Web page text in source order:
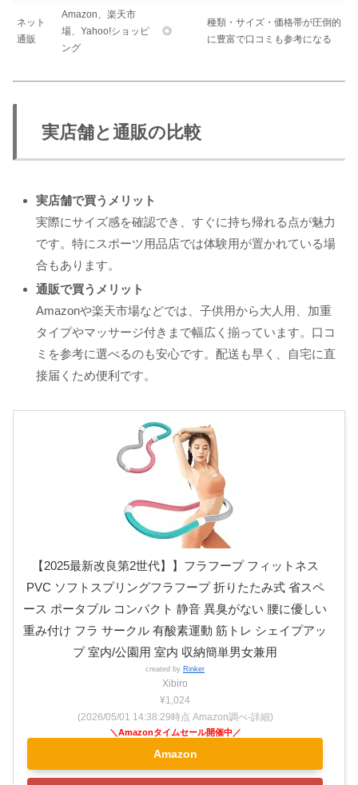
ネット
通販
Amazon、楽天市
場、Yahoo!ショッピ
ング
◎
種類・サイズ・価格帯が圧倒的
に豊富で口コミも参考になる
実店舗と通販の比較
実店舗で買うメリット
実際にサイズ感を確認でき、すぐに持ち帰れる点が魅力
です。特にスポーツ用品店では体験用が置かれている場
合もあります。
通販で買うメリット
Amazonや楽天市場などでは、子供用から大人用、加重
タイプやマッサージ付きまで幅広く揃っています。口コ
ミを参考に選べるのも安心です。配送も早く、自宅に直
接届くため便利です。
【2025最新改良第2世代】】フラフープ フィットネス
PVC ソフトスプリングフラフープ 折りたたみ式 省スペ
ース ポータブル コンパクト 静音 異臭がない 腰に優しい
重み付け フラ サークル 有酸素運動 筋トレ シェイプアッ
プ 室内/公園用 室内 収納簡単男女兼用
created by Rinker
Xibiro
¥1,024
(2026/05/01 14:38:29時点 Amazon調べ-詳細)
Amazon